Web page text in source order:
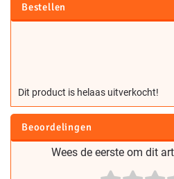
Bestellen
Dit product is helaas uitverkocht!
Beoordelingen
Wees de eerste om dit